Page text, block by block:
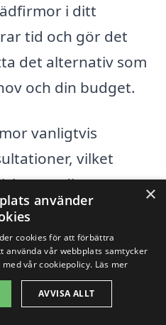
i ditt
tid och gör det
det alternativ som
och din budget.
vanligtvis
vilket
dina
Detta
att få en mer
förstå exakt vad
att vara tydlig
du se till att din
×
använder
cookies för att förbättra
använda vår webbplats samtycker
vår cookiepolicy. Läs mer
AVVISA ALLT